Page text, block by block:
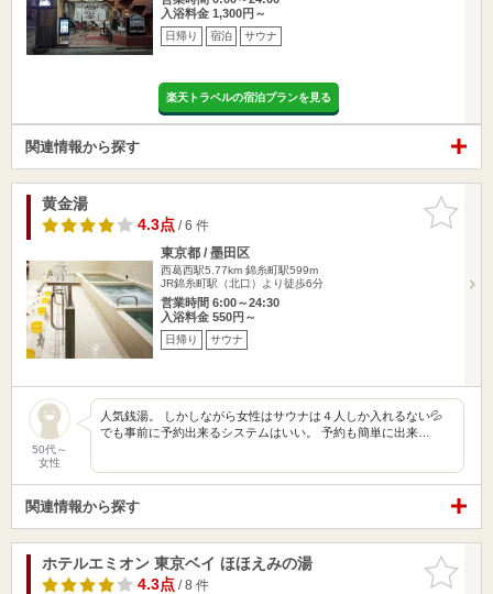
入浴料金 1,300円～
日帰り 宿泊 サウナ
楽天トラベルの宿泊プランを見る
関連情報から探す
お気に入
りに追加
黄金湯
4.3点/ 6 件
東京都 / 墨田区
西葛西駅5.77km 錦糸町駅599m
JR錦糸町駅（北口）より徒歩6分
営業時間 6:00～24:30
入浴料金 550円～
日帰り サウナ
50代～
女性
人気銭湯。 しかしながら女性はサウナは４人しか入れるない💦
でも事前に予約出来るシステムはいい。 予約も簡単に出来…
関連情報から探す
お気に入
りに追加
ホテルエミオン 東京ベイ ほほえみの湯
4.3点/ 8 件